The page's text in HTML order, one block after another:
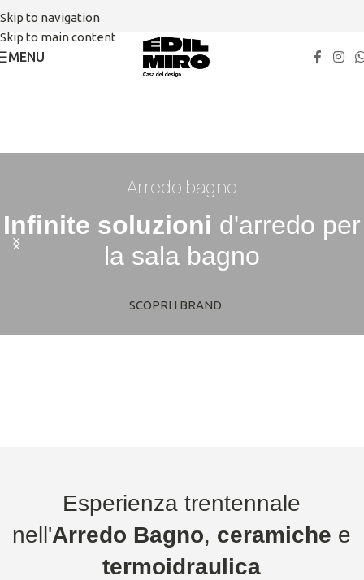
Skip to navigation
Skip to main content
MENU
Arredo bagno
Infinite soluzioni d'arredo per
la sala bagno
SCOPRI I BRAND
Carta da parati
Carte da parati dal
design Italiano
Scopri i Brand
Soluzioni per la lavanderia
Lavanderie funzionali e dal
design attuale
Scopri i Brand
Esperienza trentennale
nell'Arredo Bagno, ceramiche e
termoidraulica